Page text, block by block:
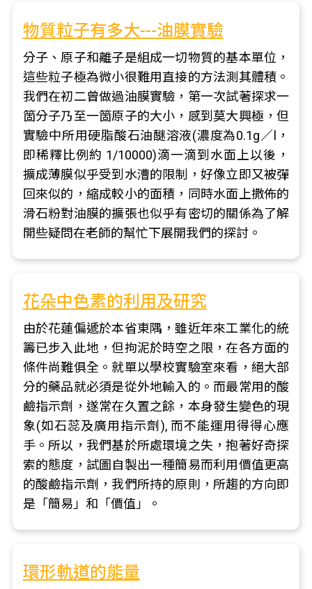
物質粒子有多大---油膜實驗
分子、原子和離子是組成一切物質的基本單位，
這些粒子極為微小很難用直接的方法測其體積。
我們在初二曾做過油膜實驗，第一次試著探求一
箇分子乃至一箇原子的大小，感到莫大興極，但
實驗中所用硬脂酸石油醚溶液(濃度為0.1g／l，
即稀釋比例約 1/10000)滴一滴到水面上以後，
擴成薄膜似乎受到水漕的限制，好像立即又被彈
回來似的，縮成較小的面積，同時水面上撒佈的
滑石粉對油膜的擴張也似乎有密切的關係為了解
開些疑問在老師的幫忙下展開我們的探討。
花朵中色素的利用及研究
由於花蓮偏遞於本省東隅，雖近年來工業化的統
籌已步入此地，但拘泥於時空之限，在各方面的
條件尚難俱全。就單以學校實驗室來看，絕大部
分的藥品就必須是從外地輸入的。而最常用的酸
鹼指示劑，遂常在久置之餘，本身發生變色的現
象(如石蕊及廣用指示劑), 而不能運用得得心應
手。所以，我們基於所處環境之失，抱著好奇探
索的態度，試圖自製出一種簡易而利用價值更高
的酸鹼指示劑，我們所持的原則，所趨的方向即
是「簡易」和「價值」。
環形軌道的能量